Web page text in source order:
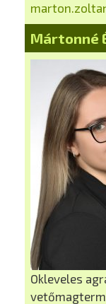
Mártonné
Okleveles